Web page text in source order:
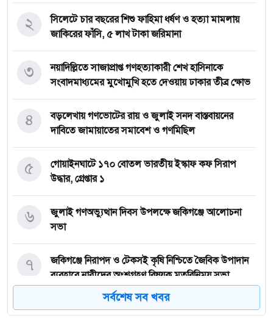
সিলেটে চার বছরের শিশু ফাহিমা ধর্ষণ ও হত্যা মামলায়
জাকিরের ফাঁসি, ৫ লাখ টাকা জরিমানা
২
নয়াদিল্লিতে সাজাপ্রাপ্ত গণহত্যাকারী শেখ হাসিনাকে
সংবাদমাধ্যমের মুখোমুখি হতে দেওয়ায় ঢাকার তীব্র ক্ষোভ
৩
বড়লেখায় গণভোটের রায় ও জুলাই সনদ বাস্তবায়নের
দাবিতে জামায়াতের সমাবেশ ও গণমিছিল
৪
গোয়াইনঘাটে ১৭০ বোতল ভারতীয় ইস্কাফ কফ সিরাপ
উদ্ধার, গ্রেপ্তার ১
৫
জুলাই গণঅভ্যুত্থান দিবস উপলক্ষে জকিগঞ্জে আলোচনা
সভা
৬
জকিগঞ্জে নিরাপদ ও টেকসই কৃষি নিশ্চিতে জৈবিক উপাদান
ব্যবহারে নারীদের অংশগ্রহণ বিষয়ক মতবিনিময় সভা
৭
টাঙ্গুয়ার হাওর অবৈধভাবে অনুপ্রবেশের দায়ে ৬ হাউসবোটে
৮
সর্বশেষ সব খবর